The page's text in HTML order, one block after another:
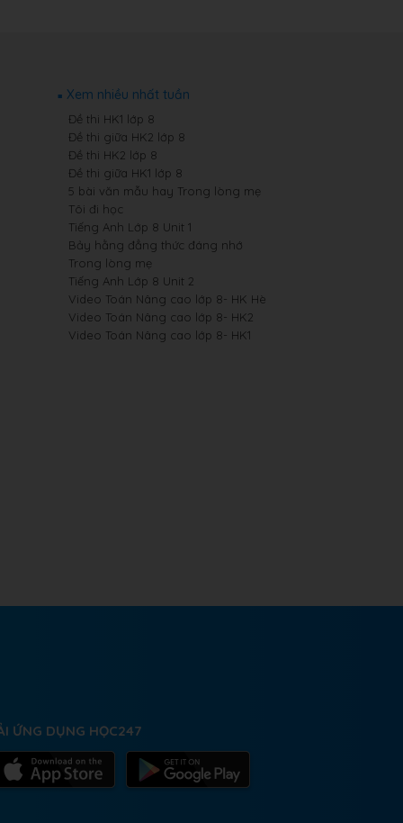
Xem nhiều nhất tuần
Đề thi HK1 lớp 8
Đề thi giữa HK2 lớp 8
Đề thi HK2 lớp 8
Đề thi giữa HK1 lớp 8
5 bài văn mẫu hay Trong lòng mẹ
Tôi đi học
Tiếng Anh Lớp 8 Unit 1
Bảy hằng đẳng thức đáng nhớ
Trong lòng mẹ
Tiếng Anh Lớp 8 Unit 2
Video Toán Nâng cao lớp 8- HK Hè
Video Toán Nâng cao lớp 8- HK2
Video Toán Nâng cao lớp 8- HK1
ỨNG DỤNG HỌC247